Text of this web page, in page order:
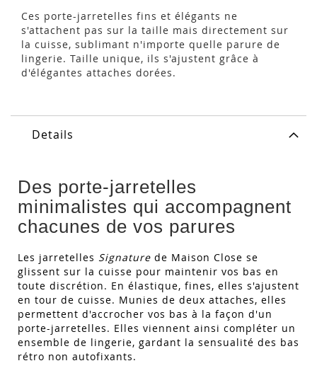
Ces porte-jarretelles fins et élégants ne
s'attachent pas sur la taille mais directement sur
la cuisse, sublimant n'importe quelle parure de
lingerie. Taille unique, ils s'ajustent grâce à
d'élégantes attaches dorées.
Details
Des porte-jarretelles
minimalistes qui accompagnent
chacunes de vos parures
Les jarretelles Signature de Maison Close se
glissent sur la cuisse pour maintenir vos bas en
toute discrétion. En élastique, fines, elles s'ajustent
en tour de cuisse. Munies de deux attaches, elles
permettent d'accrocher vos bas à la façon d'un
porte-jarretelles. Elles viennent ainsi compléter un
ensemble de lingerie, gardant la sensualité des bas
rétro non autofixants.